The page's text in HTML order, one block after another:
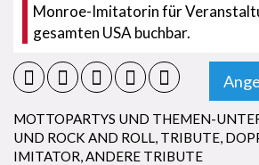
Monroe-Imitatorin für
gesamten USA buchbar.
MOTTOPARTYS UND THEMEN-
UND ROCK AND ROLL, TRIBUTE,
IMITATOR,ANDERE TRIBUTE